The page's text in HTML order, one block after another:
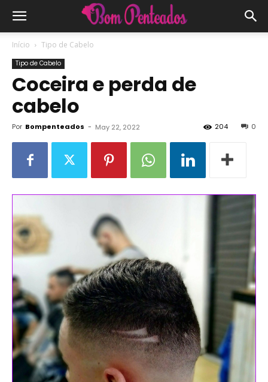
Início Tipo de Cabelo
Tipo de Cabelo
Coceira e perda de
cabelo
Por Bompenteados - May 22, 2022 0
204